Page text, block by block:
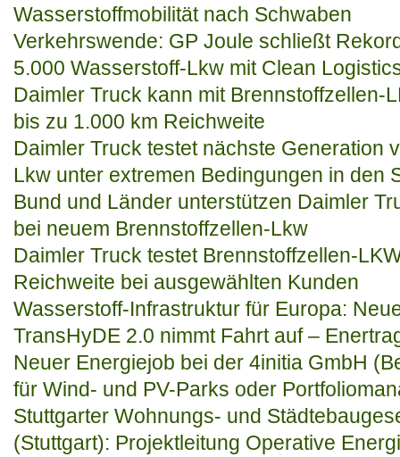
Wasserstoffmobilität nach Schwaben
Verkehrswende: GP Joule schließt
5.000 Wasserstoff-Lkw mit Clean
Daimler Truck kann mit Brennstoffzellen-
bis zu 1.000 km Reichweite
Daimler Truck testet nächste Generation
Lkw unter extremen Bedingungen in den
Bund und Länder unterstützen Daimler
bei neuem Brennstoffzellen-Lkw
Daimler Truck testet Brennstoffzellen-
Reichweite bei ausgewählten Kunden
Wasserstoff-Infrastruktur für Europa:
TransHyDE 2.0 nimmt Fahrt auf –
Neuer Energiejob bei der 4initia GmbH
für Wind- und PV-Parks oder
Stuttgarter Wohnungs- und
(Stuttgart): Projektleitung Operative